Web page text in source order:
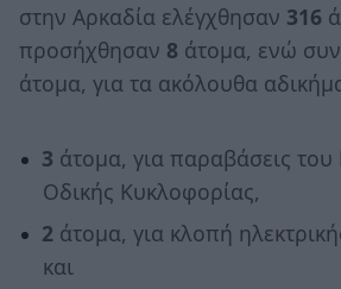
στην Αρκαδία ελέγχθησαν 316
προσήχθησαν 8 άτομα, ενώ
άτομα, για τα ακόλουθα
3 άτομα, για παραβάσεις
Οδικής Κυκλοφορίας,
2άτομα, για κλοπή
και